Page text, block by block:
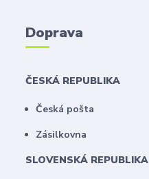
Doprava
ČESKÁ REPUBLIKA
Česká pošta
Zásilkovna
SLOVENSKÁ REPUBLIKA